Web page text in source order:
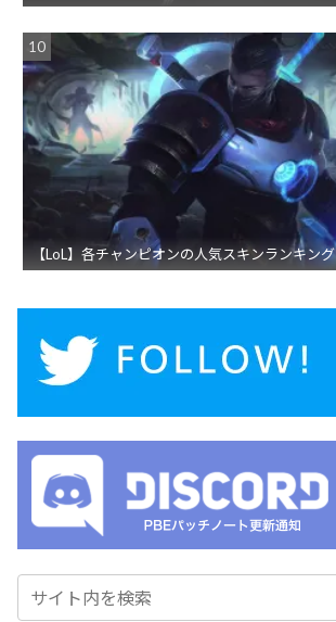
【LoL】各チャンピオンの人気スキンランキング